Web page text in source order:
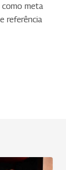
como meta
referência